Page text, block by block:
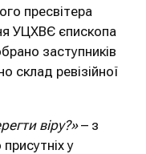
пресвітера
УЦХВЄ єпископа
заступників
склад ревізійної
віру?»– з
у